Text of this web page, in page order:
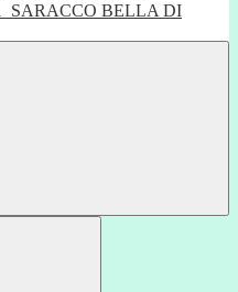
SARACCO BELLA DI